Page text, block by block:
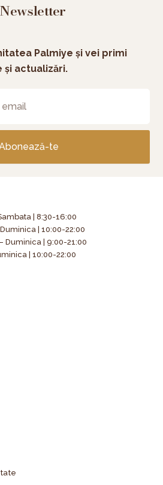
Palmiye și vei primi
actualizări.
te
| 8:30-16:00
| 10:00-22:00
Duminica | 9:00-21:00
| 10:00-22:00